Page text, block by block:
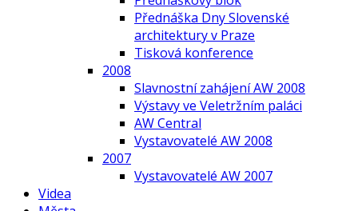
Přednáška Dny Slovenské
architektury v Praze
Tisková konference
2008
Slavnostní zahájení AW 2008
Výstavy ve Veletržním paláci
AW Central
Vystavovatelé AW 2008
2007
Vystavovatelé AW 2007
Videa